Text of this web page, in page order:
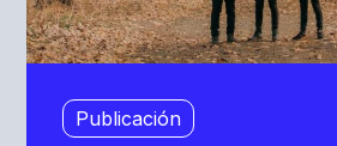
Publicación